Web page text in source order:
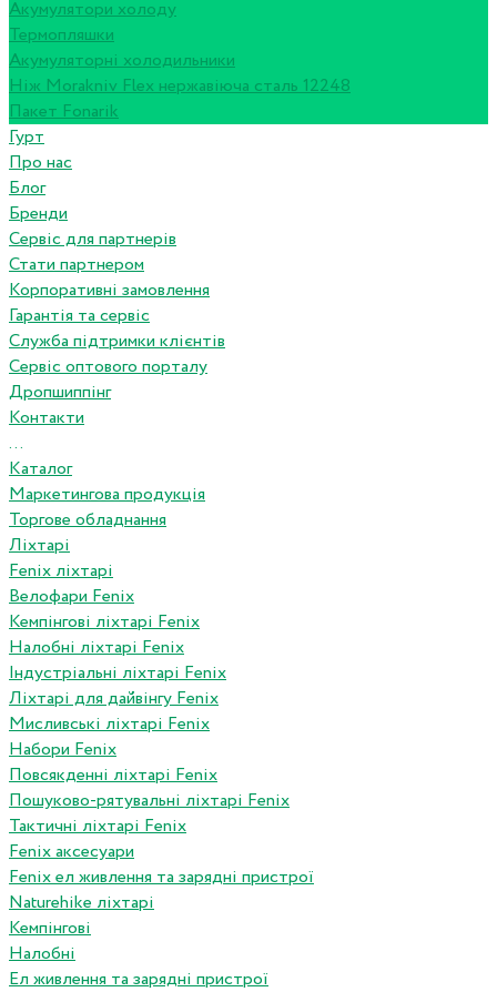
Акумулятори холоду
Термопляшки
Акумуляторні холодильники
Ніж Morakniv Flex нержавіюча сталь 12248
Пакет Fonarik
Гурт
Про нас
Блог
Бренди
Сервіс для партнерів
Стати партнером
Корпоративні замовлення
Гарантія та сервіс
Служба підтримки клієнтів
Сервіс оптового порталу
Дропшиппінг
Контакти
...
Каталог
Маркетингова продукція
Торгове обладнання
Ліхтарі
Fenix ліхтарі
Велофари Fenix
Кемпінгові ліхтарі Fenix
Налобні ліхтарі Fenix
Індустріальні ліхтарі Fenix
Ліхтарі для дайвінгу Fenix
Мисливські ліхтарі Fenix
Набори Fenix
Повсякденні ліхтарі Fenix
Пошуково-рятувальні ліхтарі Fenix
Тактичні ліхтарі Fenix
Fenix аксесуари
Fenix ел живлення та зарядні пристрої
Naturehike ліхтарі
Кемпінгові
Налобні
Ел живлення та зарядні пристрої